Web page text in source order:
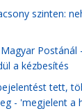
szinten:
Postánál
a kézbesítés
tett,
- 'megjelent a